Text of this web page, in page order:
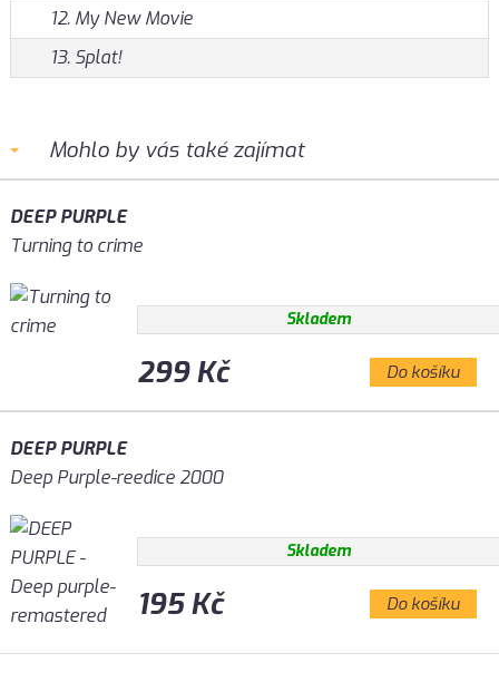
12. My New Movie
13. Splat!
Mohlo by vás také zajímat
DEEP PURPLE
Turning to crime
Skladem
299 Kč Do košíku
DEEP PURPLE
Deep Purple-reedice 2000
Skladem
195 Kč Do košíku